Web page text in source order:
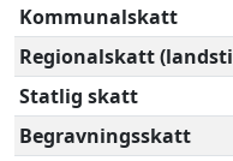
Kommunalskatt
Regionalskatt
Statlig skatt
Begravningsskatt